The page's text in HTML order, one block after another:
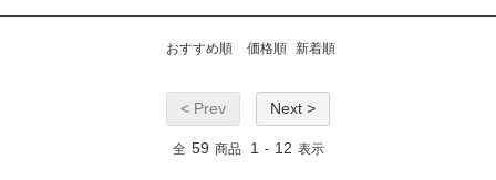
おすすめ順 価格順 新着順
< Prev Next >
全 59 商品 1 - 12 表示